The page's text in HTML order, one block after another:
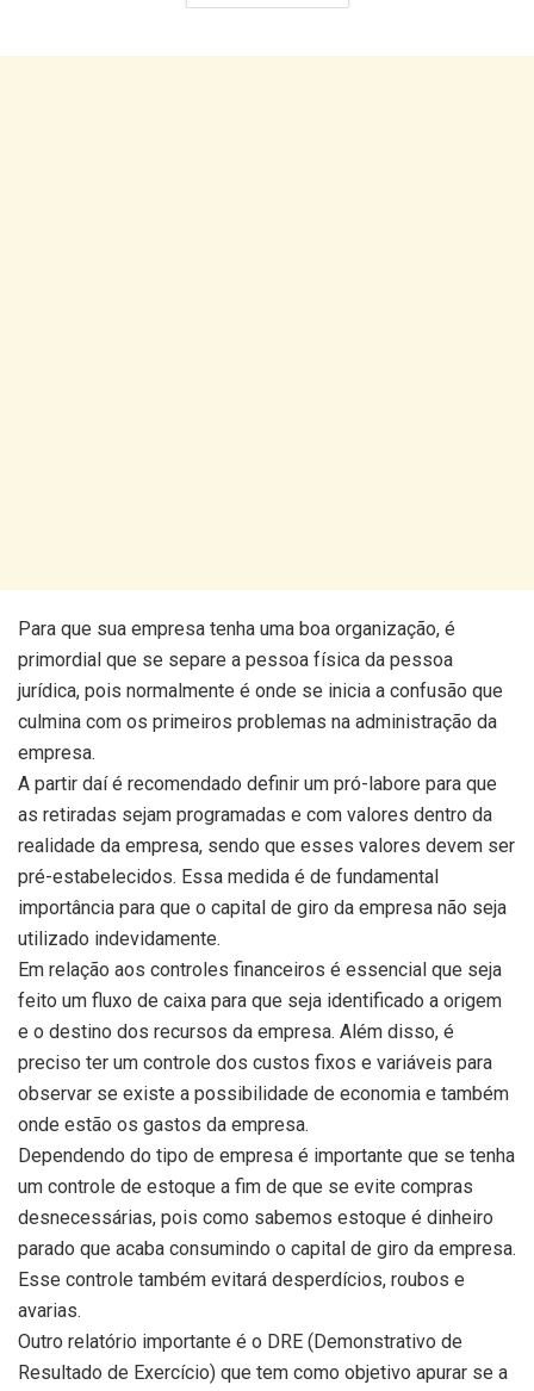
Para que sua empresa tenha uma boa organização, é
primordial que se separe a pessoa física da pessoa
jurídica, pois normalmente é onde se inicia a confusão que
culmina com os primeiros problemas na administração da
empresa.
A partir daí é recomendado definir um pró-labore para que
as retiradas sejam programadas e com valores dentro da
realidade da empresa, sendo que esses valores devem ser
pré-estabelecidos. Essa medida é de fundamental
importância para que o capital de giro da empresa não seja
utilizado indevidamente.
Em relação aos controles financeiros é essencial que seja
feito um fluxo de caixa para que seja identificado a origem
e o destino dos recursos da empresa. Além disso, é
preciso ter um controle dos custos fixos e variáveis para
observar se existe a possibilidade de economia e também
onde estão os gastos da empresa.
Dependendo do tipo de empresa é importante que se tenha
um controle de estoque a fim de que se evite compras
desnecessárias, pois como sabemos estoque é dinheiro
parado que acaba consumindo o capital de giro da empresa.
Esse controle também evitará desperdícios, roubos e
avarias.
Outro relatório importante é o DRE (Demonstrativo de
Resultado de Exercício) que tem como objetivo apurar se a